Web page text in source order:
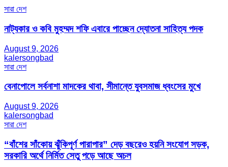
সারা দেশ
নাট্যকার ও কবি মুহম্মদ শফি এবারে পাচ্ছেন দ্যোতনা সাহিত্য পদক
August 9, 2026
kalersongbad
সারা দেশ
বেনাপোলে সর্বনাশা মাদকের থাবা, সীমান্তে যুবসমাজ ধ্বংসের মুখে
August 9, 2026
kalersongbad
সারা দেশ
“বাঁশের সাঁকোয় ঝুঁকিপূর্ণ পারাপার” দেড় বছরেও হয়নি সংযোগ সড়ক,
সরকারি অর্থে নির্মিত সেতু পড়ে আছে অচল